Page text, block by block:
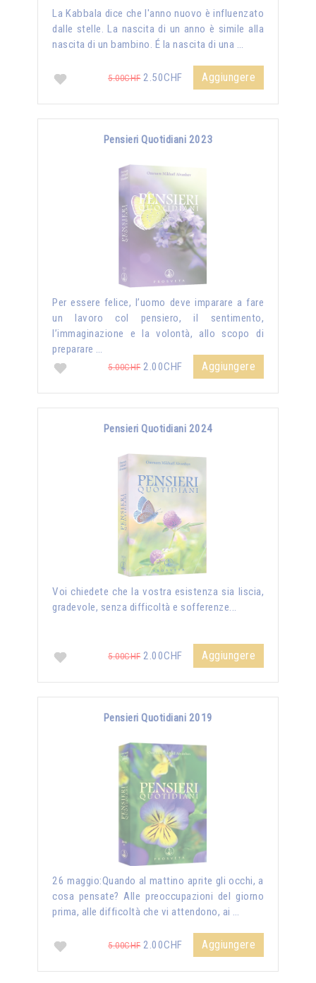
La Kabbala dice che l'anno nuovo è influenzato
dalle stelle. La nascita di un anno è simile alla
nascita di un bambino. É la nascita di una …
5.00CHF2.50CHF Aggiungere
Pensieri Quotidiani 2023
Per essere felice, l’uomo deve imparare a fare
un lavoro col pensiero, il sentimento,
l’immaginazione e la volontà, allo scopo di
preparare …
5.00CHF2.00CHF Aggiungere
Pensieri Quotidiani 2024
Voi chiedete che la vostra esistenza sia liscia,
gradevole, senza difficoltà e sofferenze...
5.00CHF2.00CHF Aggiungere
Pensieri Quotidiani 2019
26 maggio:Quando al mattino aprite gli occhi, a
cosa pensate? Alle preoccupazioni del giorno
prima, alle difficoltà che vi attendono, ai …
5.00CHF2.00CHF Aggiungere